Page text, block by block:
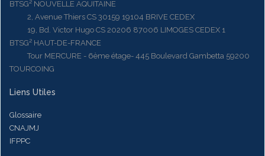
BTSG² NOUVELLE AQUITAINE
2, Avenue Thiers CS 30159 19104 BRIVE CEDEX
19, Bd. Victor Hugo CS 20206 87006 LIMOGES CEDEX 1
BTSG² HAUT-DE-FRANCE
Tour MERCURE - 6ème étage- 445 Boulevard Gambetta 59200
TOURCOING
Liens Utiles
Glossaire
CNAJMJ
IFPPC